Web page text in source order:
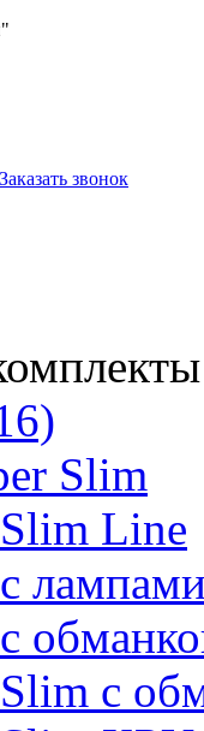
Заказать звонок
Slim
Line
с